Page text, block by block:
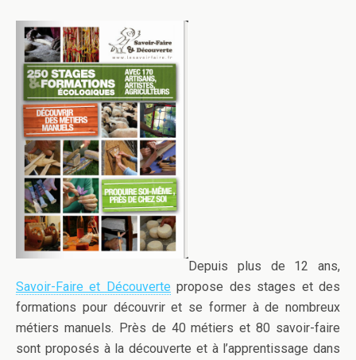
Depuis plus de 12 ans,
Savoir-Faire et Découverte propose des stages et des
formations pour découvrir et se former à de nombreux
métiers manuels. Près de 40 métiers et 80 savoir-faire
sont proposés à la découverte et à l’apprentissage dans